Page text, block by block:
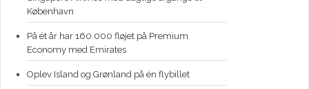
København
På ét år har 160.000 fløjet på Premium
Economy med Emirates
Oplev Island og Grønland på én flybillet